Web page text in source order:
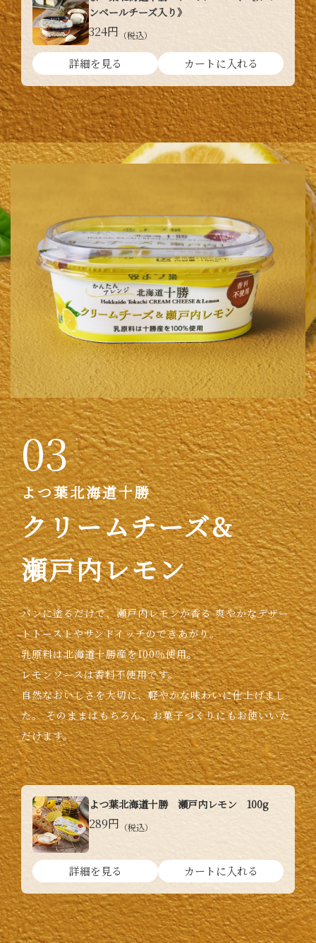
ンベールチーズ入り》
324円 （税込）
詳細を見る カートに入れる
03
よつ葉北海道十勝
クリームチーズ&
瀬戸内レモン
パンに塗るだけで、瀬戸内レモンが香る爽やかなデザー
トトーストやサンドイッチのできあがり。
乳原料は北海道十勝産を100％使用。
レモンソースは香料不使用です。
自然なおいしさを大切に、軽やかな味わいに仕上げまし
た。そのままはもちろん、お菓子づくりにもお使いいた
だけます。
よつ葉北海道十勝 瀬戸内レモン 100g
289円 （税込）
詳細を見る カートに入れる